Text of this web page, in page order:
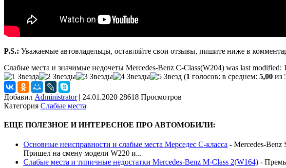
P.S.: Уважаемые автовладельцы, оставляйте свои отзывы, пишите ниже в
Слабые места и значимые недочеты Mercedes-Benz C-Class(W204) was last modified:
(1 голосов: в среднем: 5,00 из
Добавил Administrator | 24.01.2020 28618 Просмотров
Категория Слабые места
ЕЩЕ ПОЛЕЗНОЕ И ИНТЕРЕСНОЕ ПРО АВТОМОБИЛИ:
Основные неисправности и слабые места Мерседес С-класса - Mercedes-Benz
Пришел на смену модели W220 и...
Слабые места и типичные недостатки Mercedes-Benz M-Class 2(W164) -